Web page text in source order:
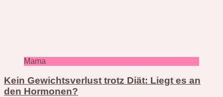
Mama
Kein Gewichtsverlust trotz Diät: Liegt es an
den Hormonen?